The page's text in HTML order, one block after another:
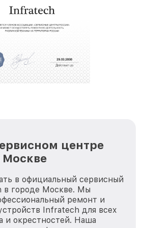
для владельцев
техники, которые
устройств в сервис в
и бесплатно.
и обрели отличную
совершенствуемся и
центре
Москве
в официальный сервисный
в городе Москве. Мы
ремонт и
Infratech для всех
и окрестностей. Наша